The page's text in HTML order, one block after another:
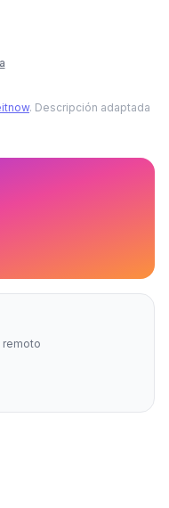
. Descripción adaptada
remoto